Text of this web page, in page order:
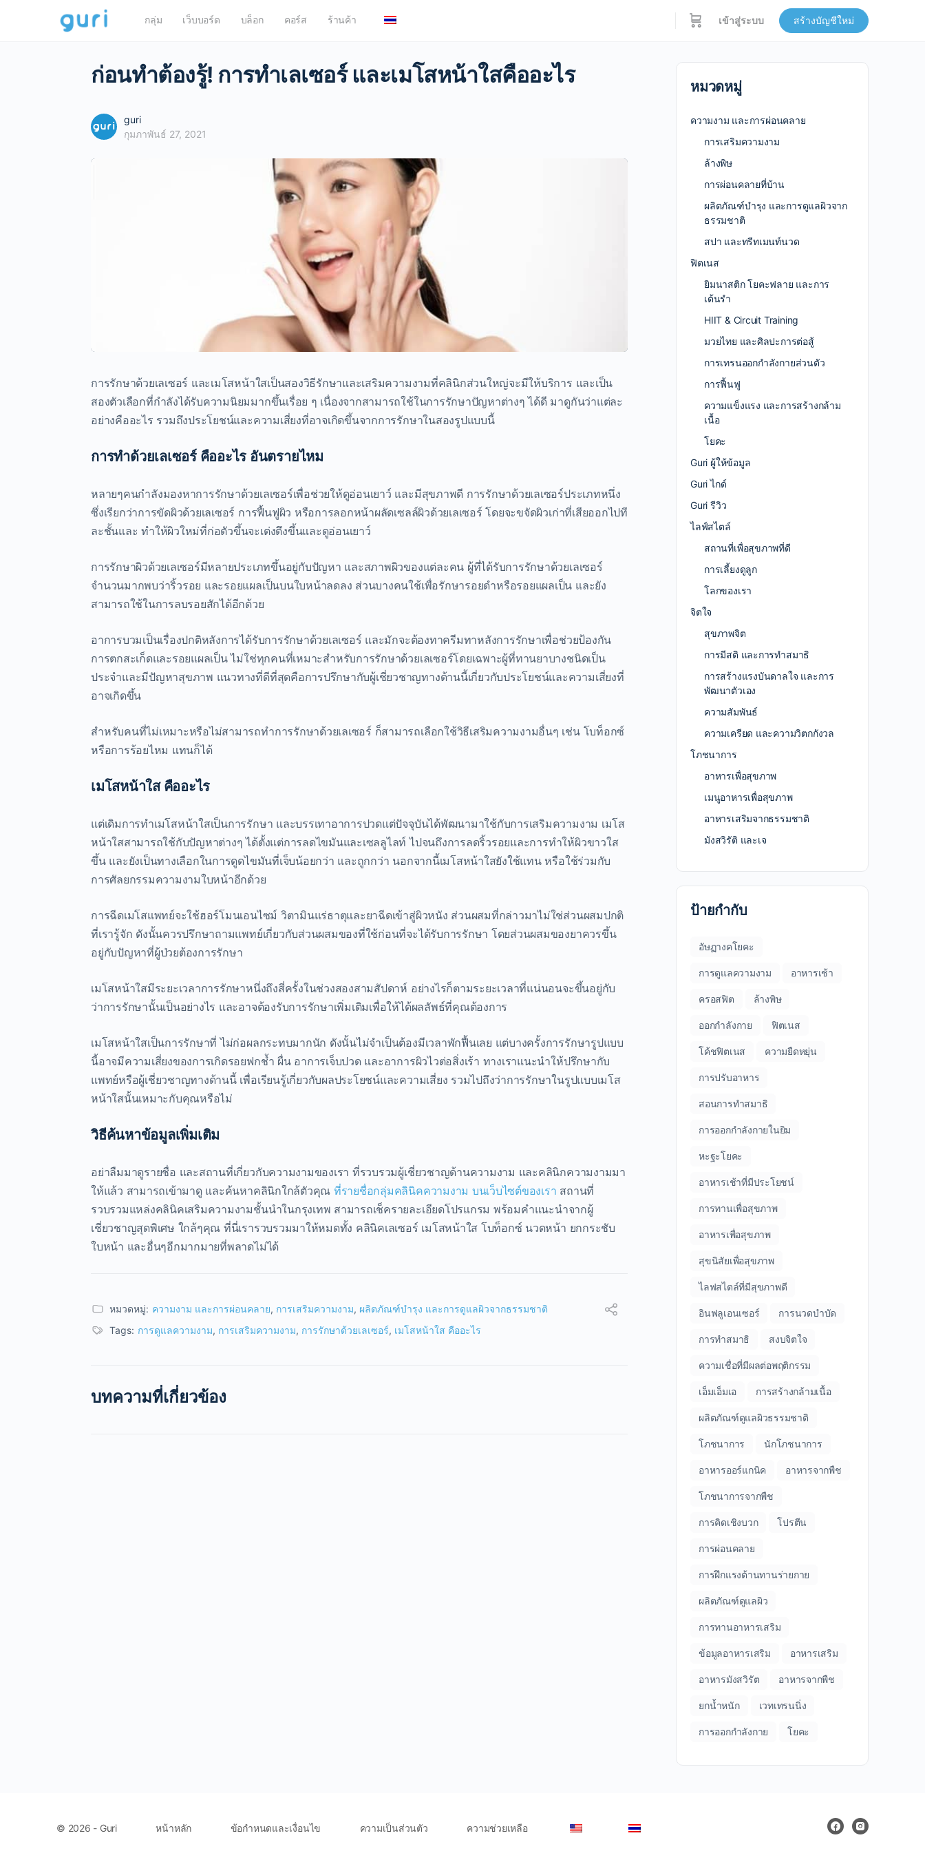
กลุ่ม เว็บบอร์ด บล็อก คอร์ส ร้านค้า เข้าสู่ระบบ สร้างบัญชีใหม่
ก่อนทำต้องรู้! การทำเลเซอร์ และเมโสหน้าใสคืออะไร
guri
กุมภาพันธ์ 27, 2021
การรักษาด้วยเลเซอร์ และเมโสหน้าใสเป็นสองวิธีรักษาและเสริมความงามที่คลินิกส่วนใหญ่จะมีให้บริการ และเป็น
สองตัวเลือกที่กำลังได้รับความนิยมมากขึ้นเรื่อย ๆ เนื่องจากสามารถใช้ในการรักษาปัญหาต่างๆ ได้ดี มาดูกันว่าแต่ละ
อย่างคืออะไร รวมถึงประโยชน์และความเสี่ยงที่อาจเกิดขึ้นจากการรักษาในสองรูปแบบนี้
การทำด้วยเลเซอร์ คืออะไร อันตรายไหม
หลายๆคนกำลังมองหาการรักษาด้วยเลเซอร์เพื่อช่วยให้ดูอ่อนเยาว์ และมีสุขภาพดี การรักษาด้วยเลเซอร์ประเภทหนึ่ง
ซึ่งเรียกว่าการขัดผิวด้วยเลเซอร์ การฟื้นฟูผิว หรือการลอกหน้าผลัดเซลล์ผิวด้วยเลเซอร์ โดยจะขจัดผิวเก่าที่เสียออกไปที
ละชั้นและ ทำให้ผิวใหม่ที่ก่อตัวขึ้นจะเต่งตึงขึ้นและดูอ่อนเยาว์
การรักษาผิวด้วยเลเซอร์มีหลายประเภทขึ้นอยู่กับปัญหา และสภาพผิวของแต่ละคน ผู้ที่ได้รับการรักษาด้วยเลเซอร์
จำนวนมากพบว่าริ้วรอย และรอยแผลเป็นบนใบหน้าลดลง ส่วนบางคนใช้เพื่อรักษารอยดำหรือรอยแผลเป็น และยัง
สามารถใช้ในการลบรอยสักได้อีกด้วย
อาการบวมเป็นเรื่องปกติหลังการได้รับการรักษาด้วยเลเซอร์ และมักจะต้องทาครีมทาหลังการรักษาเพื่อช่วยป้องกัน
การตกสะเก็ดและรอยแผลเป็น ไม่ใช่ทุกคนที่เหมาะสำหรับการรักษาด้วยเลเซอร์โดยเฉพาะผู้ที่ทานยาบางชนิดเป็น
ประจำและมีปัญหาสุขภาพ แนวทางที่ดีที่สุดคือการปรึกษากับผู้เชี่ยวชาญทางด้านนี้เกี่ยวกับประโยชน์และความเสี่ยงที่
อาจเกิดขึ้น
สำหรับคนที่ไม่เหมาะหรือไม่สามารถทำการรักษาด้วยเลเซอร์ ก็สามารถเลือกใช้วิธีเสริมความงามอื่นๆ เช่น โบท็อกซ์
หรือการร้อยไหม แทนก็ได้
เมโสหน้าใส คืออะไร
แต่เดิมการทำเมโสหน้าใสเป็นการรักษา และบรรเทาอาการปวดแต่ปัจจุบันได้พัฒนามาใช้กับการเสริมความงาม เมโส
หน้าใสสามารถใช้กับปัญหาต่างๆ ได้ตั้งแต่การลดไขมันและเซลลูไลท์ ไปจนถึงการลดริ้วรอยและการทำให้ผิวขาวใส
ขึ้น และยังเป็นทางเลือกในการดูดไขมันที่เจ็บน้อยกว่า และถูกกว่า นอกจากนี้เมโสหน้าใสยังใช้แทน หรือใช้ร่วมกับ
การศัลยกรรมความงามใบหน้าอีกด้วย
การฉีดเมโสแพทย์จะใช้ฮอร์โมนเอนไซม์ วิตามินแร่ธาตุและยาฉีดเข้าสู่ผิวหนัง ส่วนผสมที่กล่าวมาไม่ใช่ส่วนผสมปกติ
ที่เรารู้จัก ดังนั้นควรปรึกษาถามแพทย์เกี่ยวกับส่วนผสมของที่ใช้ก่อนที่จะได้รับการรักษา โดยส่วนผสมของยาควรขึ้น
อยู่กับปัญหาที่ผู้ป่วยต้องการรักษา
เมโสหน้าใสมีระยะเวลาการรักษาหนึ่งถึงสี่ครั้งในช่วงสองสามสัปดาห์ อย่างไรก็ตามระยะเวลาที่แน่นอนจะขึ้นอยู่กับ
ว่าการรักษานั้นเป็นอย่างไร และอาจต้องรับการรักษาเพิ่มเติมเพื่อให้ได้ผลลัพธ์ที่คุณต้องการ
เมโสหน้าใสเป็นการรักษาที่ ไม่ก่อผลกระทบมากนัก ดังนั้นไม่จำเป็นต้องมีเวลาพักฟื้นเลย แต่บางครั้งการรักษารูปแบบ
นี้อาจมีความเสี่ยงของการเกิดรอยฟกช้ำ ผื่น อาการเจ็บปวด และอาการผิวไวต่อสิ่งเร้า ทางเราแนะนำให้ปรึกษากับ
แพทย์หรือผู้เชี่ยวชาญทางด้านนี้ เพื่อเรียนรู้เกี่ยวกับผลประโยชน์และความเสี่ยง รวมไปถึงว่าการรักษาในรูปแบบเมโส
หน้าใสนั้นเหมาะกับคุณหรือไม่
วิธีค้นหาข้อมูลเพิ่มเติม
อย่าลืมมาดูรายชื่อ และสถานที่เกี่ยวกับความงามของเรา ที่รวบรวมผู้เชี่ยวชาญด้านความงาม และคลินิกความงามมา
ให้แล้ว สามารถเข้ามาดู และค้นหาคลินิกใกล้ตัวคุณ ที่รายชื่อกลุ่มคลินิคความงาม บนเว็บไซต์ของเรา สถานที่
รวบรวมแหล่งคลินิคเสริมความงามชั้นนำในกรุงเทพ สามารถเช็ครายละเอียดโปรแกรม พร้อมคำแนะนำจากผู้
เชี่ยวชาญสุดพิเศษ ใกล้ๆคุณ ที่นี่เรารวบรวมมาให้หมดทั้ง คลินิคเลเซอร์ เมโสหน้าใส โบท็อกซ์ นวดหน้า ยกกระชับ
ใบหน้า และอื่นๆอีกมากมายที่พลาดไม่ได้
หมวดหมู่: ความงาม และการผ่อนคลาย, การเสริมความงาม, ผลิตภัณฑ์บำรุง และการดูแลผิวจากธรรมชาติ
Tags: การดูแลความงาม, การเสริมความงาม, การรักษาด้วยเลเซอร์, เมโสหน้าใส คืออะไร
บทความที่เกี่ยวข้อง
หมวดหมู่
ความงาม และการผ่อนคลาย
การเสริมความงาม
ล้างพิษ
การผ่อนคลายที่บ้าน
ผลิตภัณฑ์บำรุง และการดูแลผิวจาก
ธรรมชาติ
สปา และทรีทเมนท์นวด
ฟิตเนส
ยิมนาสติก โยคะฟลาย และการ
เต้นรำ
HIIT & Circuit Training
มวยไทย และศิลปะการต่อสู้
การเทรนออกกำลังกายส่วนตัว
การฟื้นฟู
ความแข็งแรง และการสร้างกล้าม
เนื้อ
โยคะ
Guri ผู้ให้ข้อมูล
Guri ไกด์
Guri รีวิว
ไลฟ์สไตล์
สถานที่เพื่อสุขภาพที่ดี
การเลี้ยงดูลูก
โลกของเรา
จิตใจ
สุขภาพจิต
การมีสติ และการทำสมาธิ
การสร้างแรงบันดาลใจ และการ
พัฒนาตัวเอง
ความสัมพันธ์
ความเครียด และความวิตกกังวล
โภชนาการ
อาหารเพื่อสุขภาพ
เมนูอาหารเพื่อสุขภาพ
อาหารเสริมจากธรรมชาติ
มังสวิรัติ และเจ
ป้ายกำกับ
อัษฏางคโยคะ
การดูแลความงาม อาหารเช้า
ครอสฟิต ล้างพิษ
ออกกำลังกาย ฟิตเนส
โค้ชฟิตเนส ความยืดหยุ่น
การปรับอาหาร
สอนการทำสมาธิ
การออกกำลังกายในยิม
หะฐะโยคะ
อาหารเช้าที่มีประโยชน์
การทานเพื่อสุขภาพ
อาหารเพื่อสุขภาพ
สุขนิสัยเพื่อสุขภาพ
ไลฟสไตล์ที่มีสุขภาพดี
อินฟลูเอนเซอร์ การนวดบำบัด
การทำสมาธิ สงบจิตใจ
ความเชื่อที่มีผลต่อพฤติกรรม
เอ็มเอ็มเอ การสร้างกล้ามเนื้อ
ผลิตภัณฑ์ดูแลผิวธรรมชาติ
โภชนาการ นักโภชนาการ
อาหารออร์แกนิค อาหารจากพืช
โภชนาการจากพืช
การคิดเชิงบวก โปรตีน
การผ่อนคลาย
การฝึกแรงต้านทานร่ายกาย
ผลิตภัณฑ์ดูแลผิว
การทานอาหารเสริม
ข้อมูลอาหารเสริม อาหารเสริม
อาหารมังสวิรัต อาหารจากพืช
ยกน้ำหนัก เวทเทรนนิ่ง
การออกกำลังกาย โยคะ
© 2026 - Guri หน้าหลัก ข้อกำหนดและเงื่อนไข ความเป็นส่วนตัว ความช่วยเหลือ